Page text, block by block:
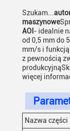
Szukam...
maszynowe
AOI - idealnie
od 0,5 mm do
mm/s i
z pewnością
więcej
Nazwa części